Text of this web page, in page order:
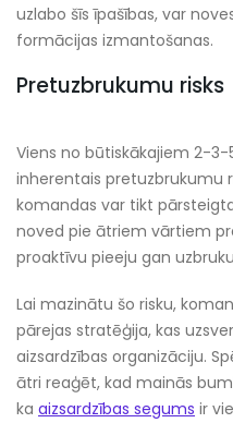
uzlabo šīs īpašības, var
formācijas izmantošanas.
Pretuzbrukumu risks
Viens no būtiskākajiem 2-
inherentais pretuzbrukumu
komandas var tikt
noved pie ātriem vārtiem
proaktīvu pieeju gan
Lai mazinātu šo risku,
pārejas stratēģija, kas
aizsardzības organizāciju.
ātri reaģēt, kad mainās
ka aizsardzības segums ir